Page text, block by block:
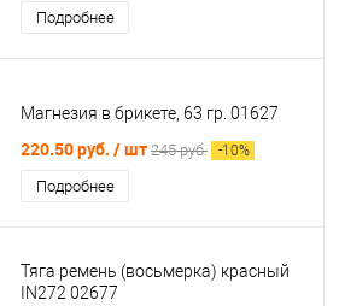
Подробнее
Магнезия в брикете, 63 гр. 01627
220.50 руб. / шт 245 руб. -10%
Подробнее
Тяга ремень (восьмерка) красный
IN272 02677